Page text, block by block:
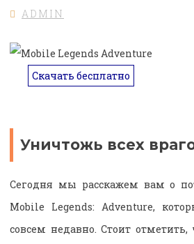
ADMIN
Скачать бесплатно
Уничтожь всех
Сегодня мы расскажем вам о
Mobile Legends: Adventure,
совсем недавно. Стоит отметить,